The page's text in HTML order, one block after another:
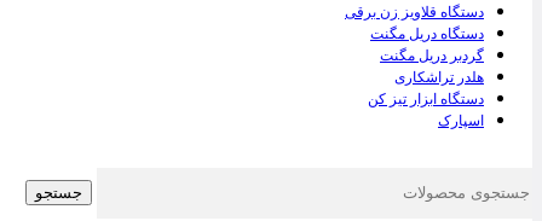
دستگاه قلاویز زن برقی
دستگاه دریل مگنت
گردبر دریل مگنت
هلدر تراشکاری
دستگاه ابزار تیز کن
اسپارک
جستجو